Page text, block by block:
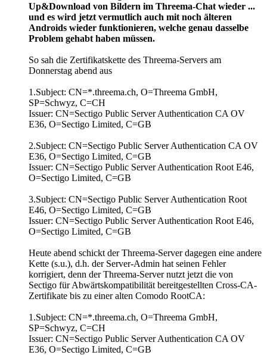
Up&Download von Bildern im Threema-Chat wieder ...
und es wird jetzt vermutlich auch mit noch älteren
Androids wieder funktionieren, welche genau dasselbe
Problem gehabt haben müssen.
So sah die Zertifikatskette des Threema-Servers am
Donnerstag abend aus
1.Subject: CN=*.threema.ch, O=Threema GmbH,
SP=Schwyz, C=CH
Issuer: CN=Sectigo Public Server Authentication CA OV
E36, O=Sectigo Limited, C=GB
2.Subject: CN=Sectigo Public Server Authentication CA OV
E36, O=Sectigo Limited, C=GB
Issuer: CN=Sectigo Public Server Authentication Root E46,
O=Sectigo Limited, C=GB
3.Subject: CN=Sectigo Public Server Authentication Root
E46, O=Sectigo Limited, C=GB
Issuer: CN=Sectigo Public Server Authentication Root E46,
O=Sectigo Limited, C=GB
Heute abend schickt der Threema-Server dagegen eine andere
Kette (s.u.), d.h. der Server-Admin hat seinen Fehler
korrigiert, denn der Threema-Server nutzt jetzt die von
Sectigo für Abwärtskompatibilität bereitgestellten Cross-CA-
Zertifikate bis zu einer alten Comodo RootCA:
1.Subject: CN=*.threema.ch, O=Threema GmbH,
SP=Schwyz, C=CH
Issuer: CN=Sectigo Public Server Authentication CA OV
E36, O=Sectigo Limited, C=GB